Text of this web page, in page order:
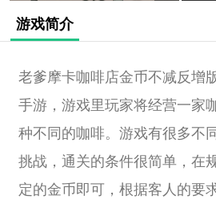
游戏简介
老爹摩卡咖啡店金币不减反增
手游，游戏里玩家将经营一家
种不同的咖啡。游戏有很多不
挑战，通关的条件很简单，在
定的金币即可，根据客人的要